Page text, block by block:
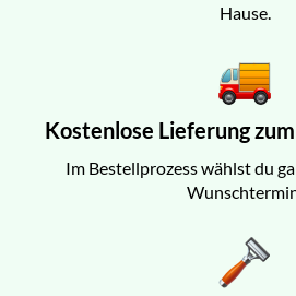
Hause.
Kostenlose Lieferung
Im Bestellprozess wählst du